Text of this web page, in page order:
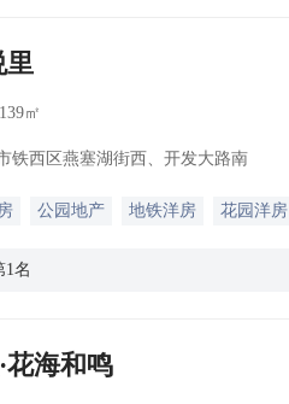
里
㎡
铁西区燕塞湖街西、开发大路南
公园地产 地铁洋房 花园洋房
1名
花海和鸣